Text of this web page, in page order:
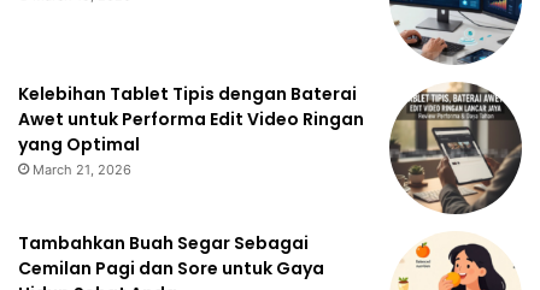
Kelebihan Tablet Tipis dengan Baterai
Awet untuk Performa Edit Video Ringan
yang Optimal
March 21, 2026
Tambahkan Buah Segar Sebagai
Cemilan Pagi dan Sore untuk Gaya